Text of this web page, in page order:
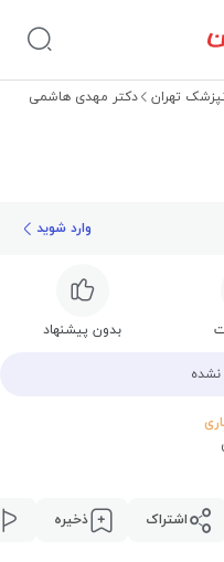
تهران دکتر مهدی هاشمی
وارد شوید
بدون پیشنهاد
اشتراک ذخیره